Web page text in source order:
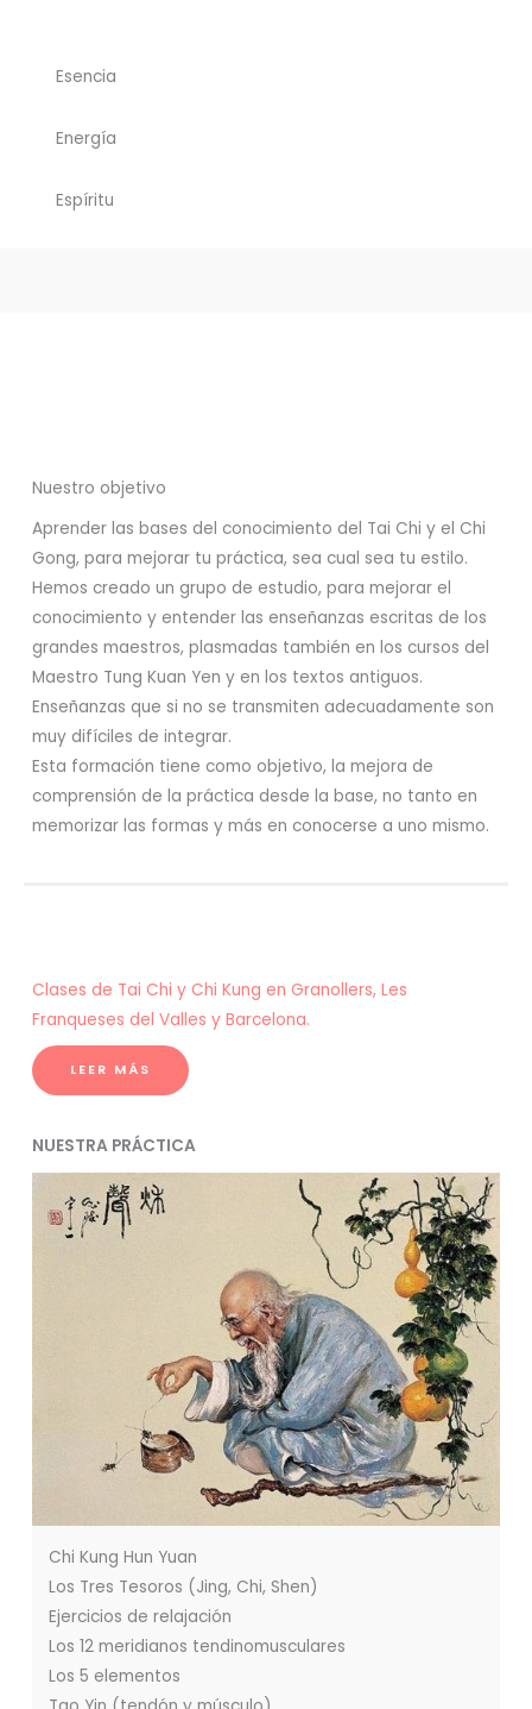
Esencia
Energía
Espíritu
Nuestro objetivo
Aprender las bases del conocimiento del Tai Chi y el Chi
Gong, para mejorar tu práctica, sea cual sea tu estilo.
Hemos creado un grupo de estudio, para mejorar el
conocimiento y entender las enseñanzas escritas de los
grandes maestros, plasmadas también en los cursos del
Maestro Tung Kuan Yen y en los textos antiguos.
Enseñanzas que si no se transmiten adecuadamente son
muy difíciles de integrar.
Esta formación tiene como objetivo, la mejora de
comprensión de la práctica desde la base, no tanto en
memorizar las formas y más en conocerse a uno mismo.
Clases de Tai Chi y Chi Kung en Granollers, Les
Franqueses del Valles y Barcelona.
LEER MÁS
NUESTRA PRÁCTICA
Chi Kung Hun Yuan
Los Tres Tesoros (Jing, Chi, Shen)
Ejercicios de relajación
Los 12 meridianos tendinomusculares
Los 5 elementos